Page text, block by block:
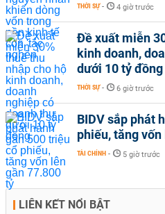
THỜI SỰ - 4 giờ trước
Đề xuất miễn
kinh doanh,
dưới 10 tỷ đồng
THỜI SỰ - 6 giờ trước
BIDV sắp phát
phiếu, tăng
TÀI CHÍNH - 5 giờ trước
LIÊN KẾT NỔI BẬT